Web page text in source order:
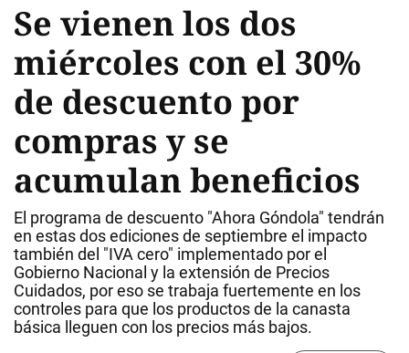
Se vienen los dos
miércoles con el 30%
de descuento por
compras y se
acumulan beneficios
El programa de descuento "Ahora Góndola" tendrán
en estas dos ediciones de septiembre el impacto
también del "IVA cero" implementado por el
Gobierno Nacional y la extensión de Precios
Cuidados, por eso se trabaja fuertemente en los
controles para que los productos de la canasta
básica lleguen con los precios más bajos.